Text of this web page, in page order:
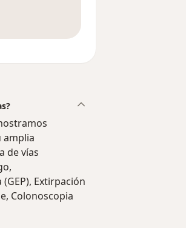
amplia
de vías
Extirpación
Colonoscopia